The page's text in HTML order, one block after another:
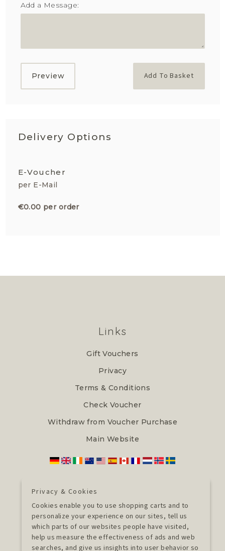
Add a Message:
Preview Add To Basket
Delivery Options
E-Voucher
per E-Mail
€0.00 per order
Links
Gift Vouchers
Privacy
Terms & Conditions
Check Voucher
Withdraw from Voucher Purchase
Main Website
Contact Us
Hotel Hirschen, Breisgauer Straße 47,
Freiburg im Breisgau, Germany, 79110
Privacy & Cookies
Cookies enable you to use shopping carts and to
personalize your experience on our sites, tell us
which parts of our websites people have visited,
help us measure the effectiveness of ads and web
searches, and give us insights into user behavior so